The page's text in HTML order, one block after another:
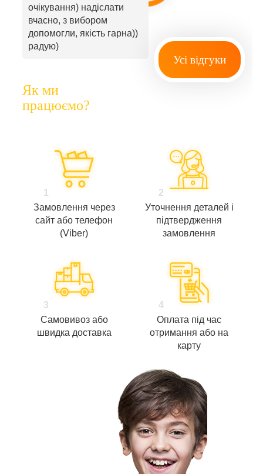
очікування) надіслати
вчасно, з вибором
допомогли, якість гарна))
радую)
Усі відгуки
Як ми
працюємо?
1
Замовлення через
сайт або телефон
(Viber)
2
Уточнення деталей і
підтвердження
замовлення
3
Самовивоз або
швидка доставка
4
Оплата під час
отримання або на
карту